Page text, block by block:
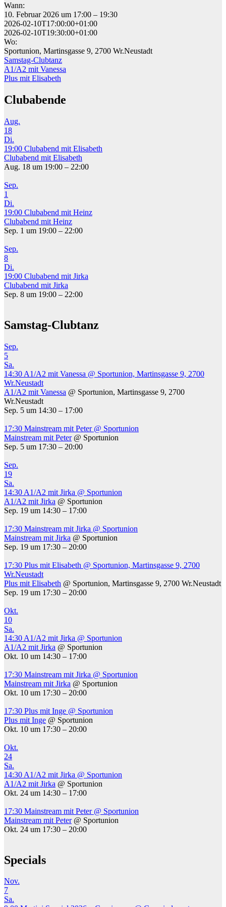
Wann:
10. Februar 2026 um 17:00 – 19:30
2026-02-10T17:00:00+01:00
2026-02-10T19:30:00+01:00
Wo:
Sportunion, Martinsgasse 9, 2700 Wr.Neustadt
Samstag-Clubtanz
Beitragsnavigation
A1/A2 mit Vanessa
Plus mit Elisabeth
Clubabende
Aug.
18
Di.
19:00 Clubabend mit Elisabeth
Clubabend mit Elisabeth
Aug. 18 um 19:00 – 22:00
Sep.
1
Di.
19:00 Clubabend mit Heinz
Clubabend mit Heinz
Sep. 1 um 19:00 – 22:00
Sep.
8
Di.
19:00 Clubabend mit Jirka
Clubabend mit Jirka
Sep. 8 um 19:00 – 22:00
Samstag-Clubtanz
Sep.
5
Sa.
14:30 A1/A2 mit Vanessa @ Sportunion, Martinsgasse 9, 2700
Wr.Neustadt
A1/A2 mit Vanessa @ Sportunion, Martinsgasse 9, 2700
Wr.Neustadt
Sep. 5 um 14:30 – 17:00
17:30 Mainstream mit Peter @ Sportunion
Mainstream mit Peter @ Sportunion
Sep. 5 um 17:30 – 20:00
Sep.
19
Sa.
14:30 A1/A2 mit Jirka @ Sportunion
A1/A2 mit Jirka @ Sportunion
Sep. 19 um 14:30 – 17:00
17:30 Mainstream mit Jirka @ Sportunion
Mainstream mit Jirka @ Sportunion
Sep. 19 um 17:30 – 20:00
17:30 Plus mit Elisabeth @ Sportunion, Martinsgasse 9, 2700
Wr.Neustadt
Plus mit Elisabeth @ Sportunion, Martinsgasse 9, 2700 Wr.Neustadt
Sep. 19 um 17:30 – 20:00
Okt.
10
Sa.
14:30 A1/A2 mit Jirka @ Sportunion
A1/A2 mit Jirka @ Sportunion
Okt. 10 um 14:30 – 17:00
17:30 Mainstream mit Jirka @ Sportunion
Mainstream mit Jirka @ Sportunion
Okt. 10 um 17:30 – 20:00
17:30 Plus mit Inge @ Sportunion
Plus mit Inge @ Sportunion
Okt. 10 um 17:30 – 20:00
Okt.
24
Sa.
14:30 A1/A2 mit Jirka @ Sportunion
A1/A2 mit Jirka @ Sportunion
Okt. 24 um 14:30 – 17:00
17:30 Mainstream mit Peter @ Sportunion
Mainstream mit Peter @ Sportunion
Okt. 24 um 17:30 – 20:00
Specials
Nov.
7
Sa.